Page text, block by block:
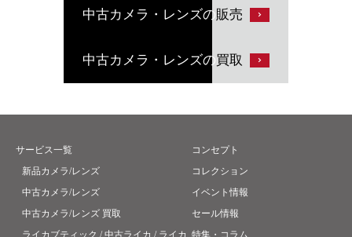
中古カメラ・レンズの販売
中古カメラ・レンズの買取
サービス一覧
新品カメラ/レンズ
中古カメラ/レンズ
中古カメラ/レンズ 買取
ライカブティック / 中古ライカ / ライカ
コンセプト
コレクション
イベント情報
セール情報
特集・コラム